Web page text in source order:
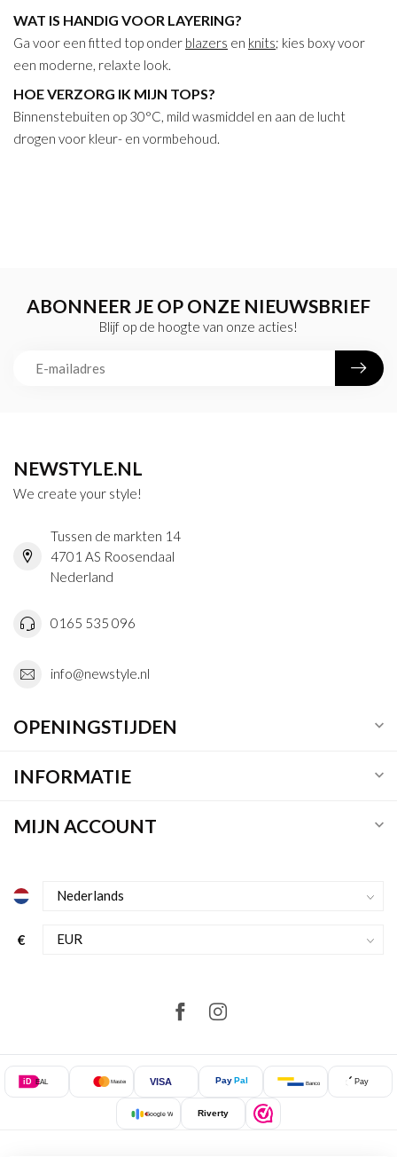
WAT IS HANDIG VOOR LAYERING?
Ga voor een fitted top onder blazers en knits; kies boxy voor
een moderne, relaxte look.
HOE VERZORG IK MIJN TOPS?
Binnenstebuiten op 30°C, mild wasmiddel en aan de lucht
drogen voor kleur- en vormbehoud.
ABONNEER JE OP ONZE NIEUWSBRIEF
Blijf op de hoogte van onze acties!
NEWSTYLE.NL
We create your style!
Tussen de markten 14
4701 AS Roosendaal
Nederland
0165 535 096
info@newstyle.nl
OPENINGSTIJDEN
INFORMATIE
MIJN ACCOUNT
€
iD EAL Mastercard VISA Pay Pal Bancontact Pay
Google Wallet Riverty